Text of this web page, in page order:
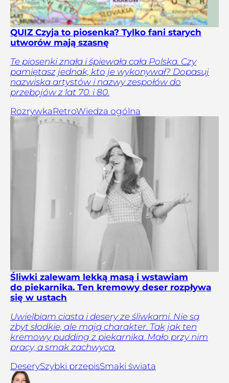
QUIZ Czyja to piosenka? Tylko fani starych
utworów mają szasnę
Te piosenki znała i śpiewała cała Polska. Czy
pamiętasz jednak, kto je wykonywał? Dopasuj
nazwiska artystów i nazwy zespołów do
przebojów z lat 70. i 80.
RozrywkaRetroWiedza ogólna
Śliwki zalewam lekką masą i wstawiam
do piekarnika. Ten kremowy deser rozpływa
się w ustach
Uwielbiam ciasta i desery ze śliwkami. Nie są
zbyt słodkie, ale mają charakter. Tak jak ten
kremowy pudding z piekarnika. Mało przy nim
pracy, a smak zachwyca.
DeserySzybki przepisSmaki świata